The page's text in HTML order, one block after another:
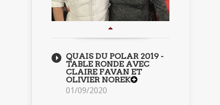
QUAIS DU POLAR 2019 -
TABLE RONDE AVEC
CLAIRE FAVAN ET
OLIVIER NOREK
01/09/2020